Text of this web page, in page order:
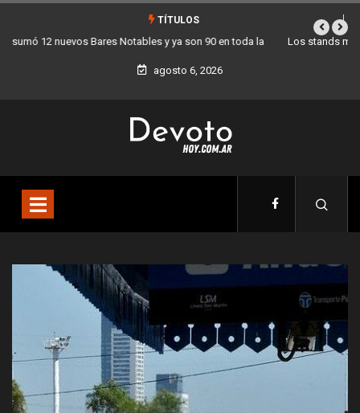
TÍTULOS
Los stands móviles de la Ciudad llegan esta semana a Villa Devoto
agosto 6, 2026